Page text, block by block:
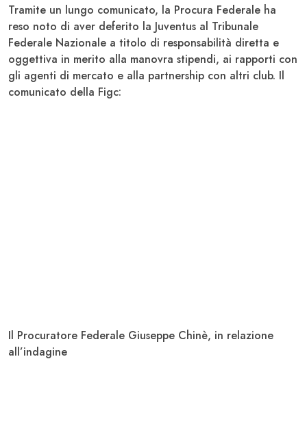
Tramite un lungo comunicato, la Procura Federale ha
reso noto di aver deferito la Juventus al Tribunale
Federale Nazionale a titolo di responsabilità diretta e
oggettiva in merito alla manovra stipendi, ai rapporti con
gli agenti di mercato e alla partnership con altri club. Il
comunicato della Figc:
Il Procuratore Federale Giuseppe Chinè, in relazione
all’indagine